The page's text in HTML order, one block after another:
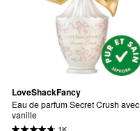
LoveShackFancy
Eau de parfum Secret Crush avec
vanille